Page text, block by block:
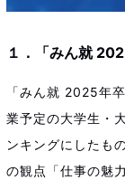
１．「みん就
「みん就 2025年
業予定の大学生・
ンキングにしたも
の観点「仕事の魅